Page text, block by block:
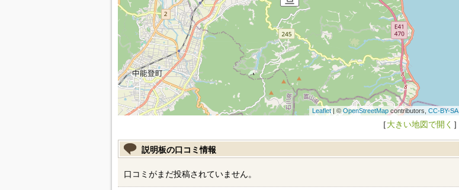
Leaflet| ©OpenStreetMapcontributors, CC-BY-SA
［大きい地図で開く ］
説明板の口コミ情報
口コミがまだ投稿されていません。